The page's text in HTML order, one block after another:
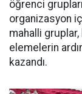
öğrenci
organizasyon
mahalli gruplar,
elemelerin
kazandı.